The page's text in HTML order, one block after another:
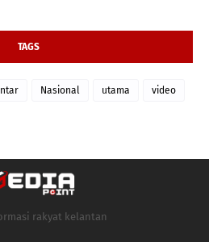
TAGS
Nasional utama video
rakyat kelantan